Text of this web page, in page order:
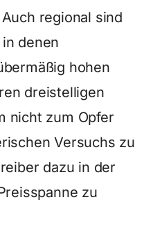
regional sind
denen
hohen
dreistelligen
nicht zum Opfer
Versuchs zu
dazu in der
zu